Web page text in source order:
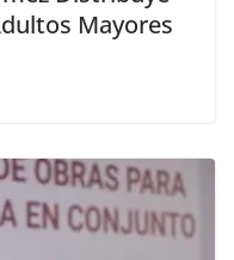
Mayores